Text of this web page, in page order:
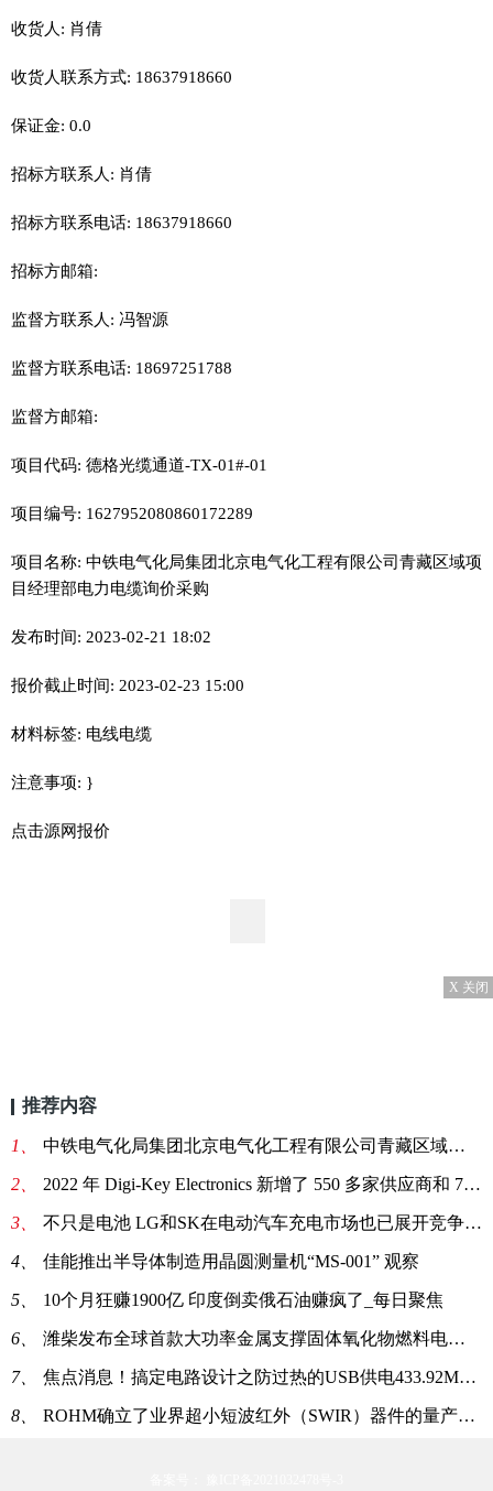
收货人: 肖倩
收货人联系方式: 18637918660
保证金: 0.0
招标方联系人: 肖倩
招标方联系电话: 18637918660
招标方邮箱:
监督方联系人: 冯智源
监督方联系电话: 18697251788
监督方邮箱:
项目代码: 德格光缆通道-TX-01#-01
项目编号: 1627952080860172289
项目名称: 中铁电气化局集团北京电气化工程有限公司青藏区域项
目经理部电力电缆询价采购
发布时间: 2023-02-21 18:02
报价截止时间: 2023-02-23 15:00
材料标签: 电线电缆
注意事项: }
点击源网报价
X 关闭
推荐内容
1、 中铁电气化局集团北京电气化工程有限公司青藏区域项目经理部电力电缆询价采购
2、 2022 年 Digi-Key Electronics 新增了 550 多家供应商和 75,000 多个 SKU
3、 不只是电池 LG和SK在电动汽车充电市场也已展开竞争:世界简讯
4、 佳能推出半导体制造用晶圆测量机“MS-001” 观察
5、 10个月狂赚1900亿 印度倒卖俄石油赚疯了_每日聚焦
6、 潍柴发布全球首款大功率金属支撑固体氧化物燃料电池SOFC商业化产
7、 焦点消息！搞定电路设计之防过热的USB供电433.92MHz RF功率放大器
8、 ROHM确立了业界超小短波红外（SWIR）器件的量产技术 非常适用于便携设备和可穿戴设备等新领域的感测应用